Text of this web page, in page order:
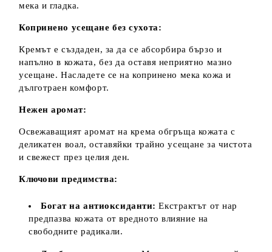
мека и гладка.
Копринено усещане без сухота:
Кремът е създаден, за да се абсорбира бързо и
напълно в кожата, без да оставя неприятно мазно
усещане. Насладете се на копринено мека кожа и
дълготраен комфорт.
Нежен аромат:
Освежаващият аромат на крема обгръща кожата с
деликатен воал, оставяйки трайно усещане за чистота
и свежест през целия ден.
Ключови предимства:
Богат на антиоксиданти: Екстрактът от нар
предпазва кожата от вредното влияние на
свободните радикали.